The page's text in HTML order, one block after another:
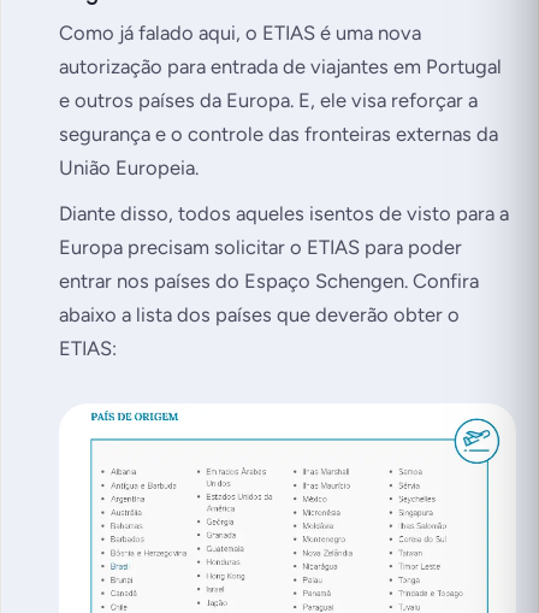
Como já falado aqui, o ETIAS é uma nova
autorização para entrada de viajantes em Portugal
e outros países da Europa. E, ele visa reforçar a
segurança e o controle das fronteiras externas da
União Europeia.
Diante disso, todos aqueles isentos de visto para a
Europa precisam solicitar o ETIAS para poder
entrar nos países do Espaço Schengen. Confira
abaixo a lista dos países que deverão obter o
ETIAS: